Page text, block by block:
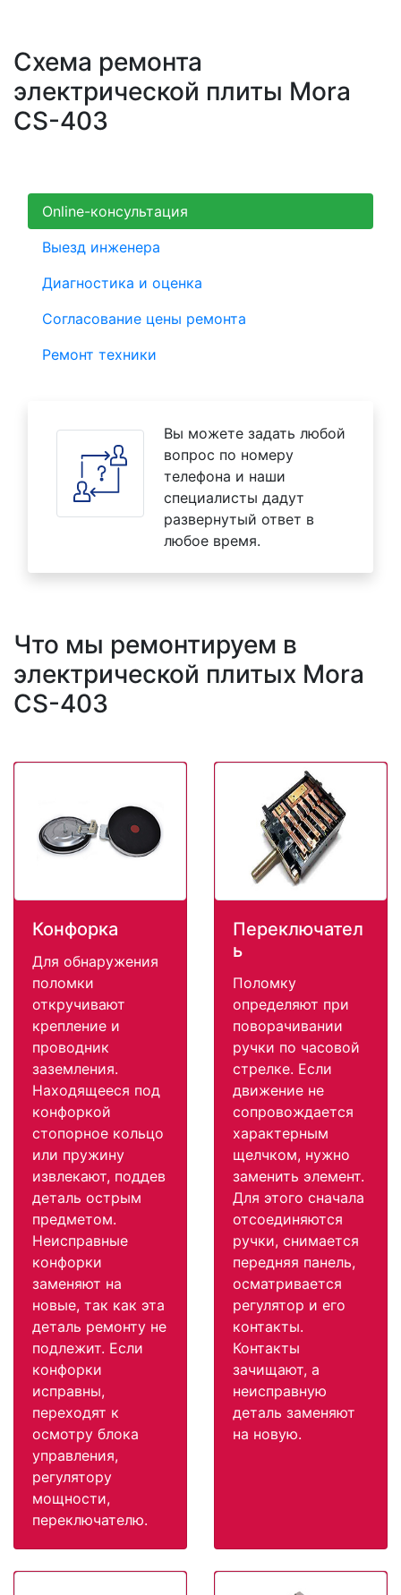
Схема ремонта
электрической плиты Mora
CS-403
Online-консультация
Выезд инженера
Диагностика и оценка
Согласование цены ремонта
Ремонт техники
Вы можете задать любой
вопрос по номеру
телефона и наши
специалисты дадут
развернутый ответ в
любое время.
Что мы ремонтируем в
электрической плитых Mora
CS-403
Конфорка
Для обнаружения
поломки
откручивают
крепление и
проводник
заземления.
Находящееся под
конфоркой
стопорное кольцо
или пружину
извлекают, поддев
деталь острым
предметом.
Неисправные
конфорки
заменяют на
новые, так как эта
деталь ремонту не
подлежит. Если
конфорки
исправны,
переходят к
осмотру блока
управления,
регулятору
мощности,
переключателю.
Переключател
ь
Поломку
определяют при
поворачивании
ручки по часовой
стрелке. Если
движение не
сопровождается
характерным
щелчком, нужно
заменить элемент.
Для этого сначала
отсоединяются
ручки, снимается
передняя панель,
осматривается
регулятор и его
контакты.
Контакты
зачищают, а
неисправную
деталь заменяют
на новую.